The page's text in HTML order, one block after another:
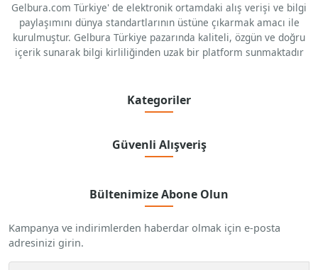
Gelbura.com Türkiye' de elektronik ortamdaki alış verişi ve bilgi
paylaşımını dünya standartlarının üstüne çıkarmak amacı ile
kurulmuştur. Gelbura Türkiye pazarında kaliteli, özgün ve doğru
içerik sunarak bilgi kirliliğinden uzak bir platform sunmaktadır
Kategoriler
Güvenli Alışveriş
Bültenimize Abone Olun
Kampanya ve indirimlerden haberdar olmak için e-posta
adresinizi girin.